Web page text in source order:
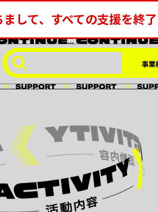
して、すべての支援を終
事業